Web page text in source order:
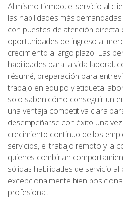
Al mismo tiempo, el servicio al
las habilidades más
con puestos de atención
oportunidades de ingreso al
crecimiento a largo plazo. Las
habilidades para la vida laboral,
résumé, preparación para
trabajo en equipo y etiqueta
solo saben cómo conseguir un
una ventaja competitiva clara
desempeñarse con éxito una
crecimiento continuo de los
servicios, el trabajo remoto y la
quienes combinan
sólidas habilidades de servicio al
excepcionalmente bien
profesional.